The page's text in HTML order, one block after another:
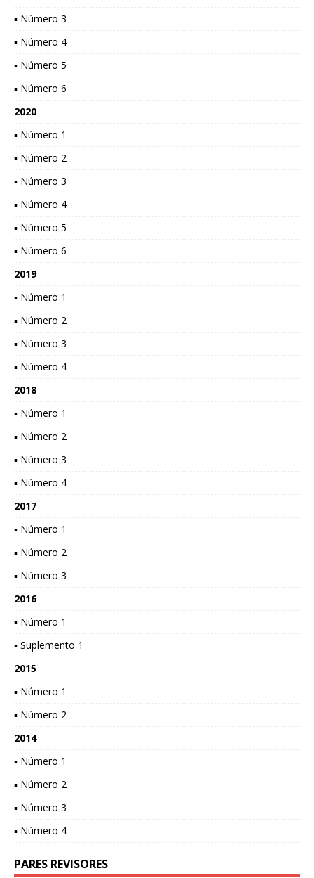
▪ Número 3
▪ Número 4
▪ Número 5
▪ Número 6
2020
▪ Número 1
▪ Número 2
▪ Número 3
▪ Número 4
▪ Número 5
▪ Número 6
2019
▪ Número 1
▪ Número 2
▪ Número 3
▪ Número 4
2018
▪ Número 1
▪ Número 2
▪ Número 3
▪ Número 4
2017
▪ Número 1
▪ Número 2
▪ Número 3
2016
▪ Número 1
▪ Suplemento 1
2015
▪ Número 1
▪ Número 2
2014
▪ Número 1
▪ Número 2
▪ Número 3
▪ Número 4
PARES REVISORES